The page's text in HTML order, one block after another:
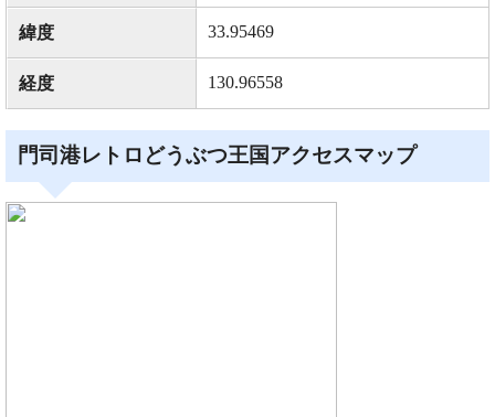
緯度 33.95469
経度 130.96558
門司港レトロどうぶつ王国アクセスマップ